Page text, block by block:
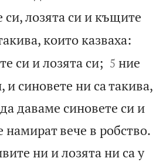
лозята си и къщите
които казваха:
си и лозята си;
5 ние
синовете ни са такива,
даваме синовете си и
вече в робство.
ни и лозята ни са у